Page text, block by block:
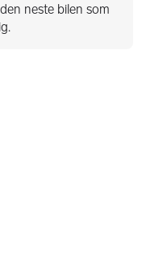
neste bilen som